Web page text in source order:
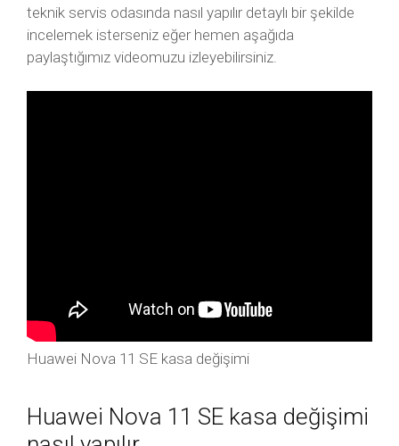
teknik servis odasında nasıl yapılır detaylı bir şekilde
incelemek isterseniz eğer hemen aşağıda
paylaştığımız videomuzu izleyebilirsiniz.
Huawei Nova 11 SE kasa değişimi
Huawei Nova 11 SE kasa değişimi